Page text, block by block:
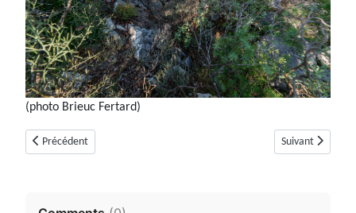
(photo Brieuc Fertard)
Article précédent : Dolmen de la Verdoline (Saint-Vallier-de-Thiey)
Précédent Article suivant :
Suivant